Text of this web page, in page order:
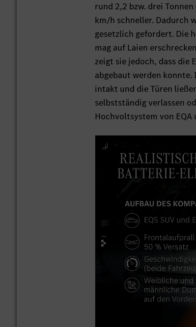
rund 2,2 bzw. drei
km/h schneller. Dadurch
gesetzlich gefordert. Die
mag auf Laien
zeigt sie jedoch, dass die
abgebaut werden
intakt und die Türen
selbstständig verlassen
Hochvoltsystem von